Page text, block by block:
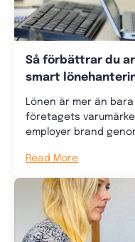
Så förbättrar du
smart
Lönen är mer än
företagets
employer brand
Read More